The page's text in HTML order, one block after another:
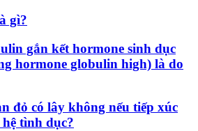
gì?
gắn kết hormone sinh dục
hormone globulin high) là do
đỏ có lây không nếu tiếp xúc
tình dục?